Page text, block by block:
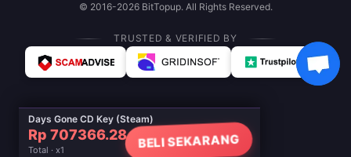
Days Gone CD Key (Steam)
Rp 707366.28
Total · x1
BELI SEKARANG
© 2016-2026 BitTopup. All Rights Reserved.
TRUSTED & VERIFIED BY